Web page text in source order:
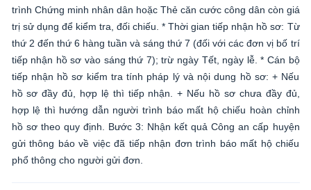
trình Chứng minh nhân dân hoặc Thẻ căn cước công dân còn giá
trị sử dụng để kiểm tra, đối chiếu. * Thời gian tiếp nhận hồ sơ: Từ
thứ 2 đến thứ 6 hàng tuần và sáng thứ 7 (đối với các đơn vị bố trí
tiếp nhận hồ sơ vào sáng thứ 7); trừ ngày Tết, ngày lễ. * Cán bộ
tiếp nhận hồ sơ kiểm tra tính pháp lý và nội dung hồ sơ: + Nếu
hồ sơ đầy đủ, hợp lệ thì tiếp nhận. + Nếu hồ sơ chưa đầy đủ,
hợp lệ thì hướng dẫn người trình báo mất hộ chiếu hoàn chỉnh
hồ sơ theo quy định. Bước 3: Nhận kết quả Công an cấp huyện
gửi thông báo về việc đã tiếp nhận đơn trình báo mất hộ chiếu
phổ thông cho người gửi đơn.